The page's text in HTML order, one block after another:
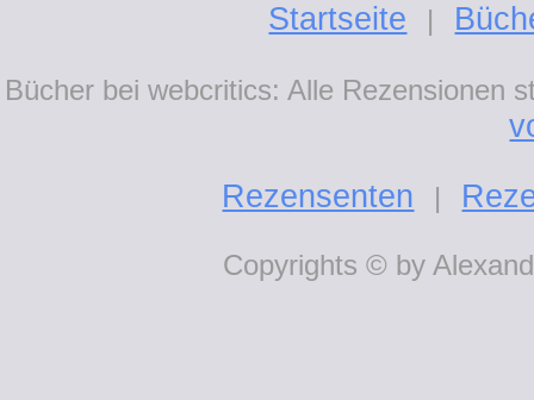
Startseite |
Bücher bei webcritics: Alle Rezensionen
Rezensenten
|
Copyrights © by